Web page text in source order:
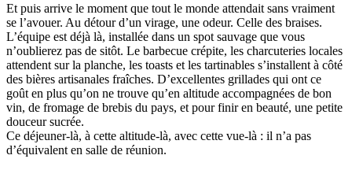
Et puis arrive le moment que tout le monde attendait sans vraiment
se l’avouer. Au détour d’un virage, une odeur. Celle des braises.
L’équipe est déjà là, installée dans un spot sauvage que vous
n’oublierez pas de sitôt. Le barbecue crépite, les charcuteries locales
attendent sur la planche, les toasts et les tartinables s’installent à côté
des bières artisanales fraîches. D’excellentes grillades qui ont ce
goût en plus qu’on ne trouve qu’en altitude accompagnées de bon
vin, de fromage de brebis du pays, et pour finir en beauté, une petite
douceur sucrée.
Ce déjeuner-là, à cette altitude-là, avec cette vue-là : il n’a pas
d’équivalent en salle de réunion.